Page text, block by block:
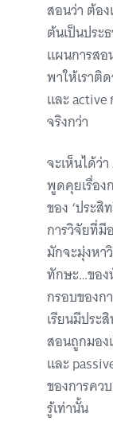
สอนว่า ต้อ
ต้นเป็นประ
แผนการสอ
พาให้เราติ
และ
จริงกว่า
จะเห็นได้ว่
พูดคุยเรื่อง
ของ ‘ประ
การวิจัยที่มี
มักจะมุ่งหา
ทักษะ…ของ
กรอบของก
เรียนมีประ
สอนถูกมอง
และ
ของการคว
รู้เท่านั้น